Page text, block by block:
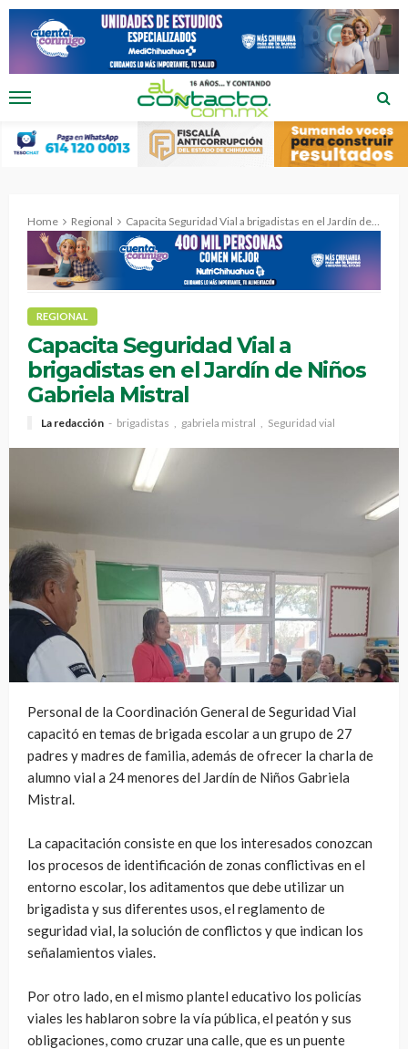
Home Regional Capacita Seguridad Vial a brigadistas en el Jardín de Niños Gabriela Mistral
REGIONAL
Capacita Seguridad Vial a
brigadistas en el Jardín de Niños
Gabriela Mistral
La redacción brigadistas gabriela mistral Seguridad vial
Personal de la Coordinación General de Seguridad Vial
capacitó en temas de brigada escolar a un grupo de 27
padres y madres de familia, además de ofrecer la charla de
alumno vial a 24 menores del Jardín de Niños Gabriela
Mistral.
La capacitación consiste en que los interesados conozcan
los procesos de identificación de zonas conflictivas en el
entorno escolar, los aditamentos que debe utilizar un
brigadista y sus diferentes usos, el reglamento de
seguridad vial, la solución de conflictos y que indican los
señalamientos viales.
Por otro lado, en el mismo plantel educativo los policías
viales les hablaron sobre la vía pública, el peatón y sus
obligaciones, como cruzar una calle, que es un puente